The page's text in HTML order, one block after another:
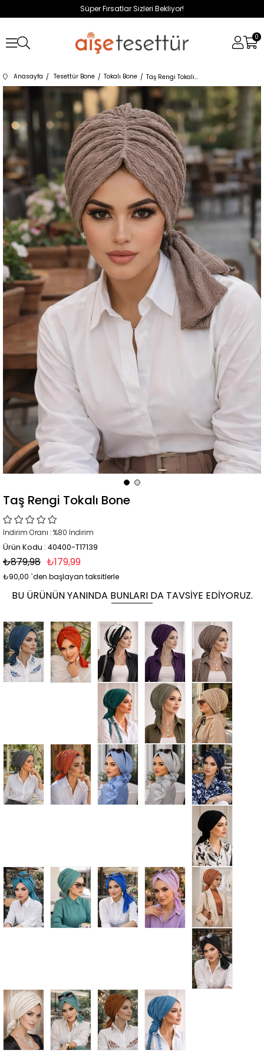
Süper Fırsatlar Sizleri Bekliyor!
0
Anasayfa Tesettür Bone Tokalı Bone Taş Rengi Tokalı Bone
Taş Rengi Tokalı Bone
İndirim Oranı :%80 İndirim
Ürün Kodu : 40400-T17139
₺879,98 ₺179,99
₺90,00 `den başlayan taksitlerle
BU ÜRÜNÜN YANINDA BUNLARI DA TAVSIYE EDIYORUZ.